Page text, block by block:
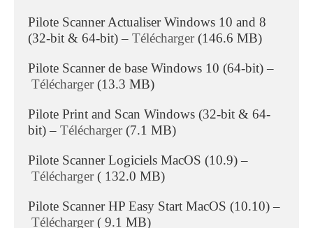
Pilote Scanner Actualiser Windows 10 and 8
(32-bit & 64-bit) – Télécharger(146.6 MB)
Pilote Scanner de base Windows 10 (64-bit) –
Télécharger(13.3 MB)
Pilote Print and Scan Windows (32-bit & 64-
bit) – Télécharger(7.1 MB)
Pilote Scanner Logiciels MacOS (10.9) –
Télécharger( 132.0 MB)
Pilote Scanner HP Easy Start MacOS (10.10) –
Télécharger( 9.1 MB)